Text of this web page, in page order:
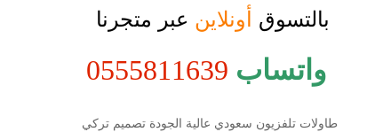
بالتسوق أونلاين عبر متجرنا
واتساب
طاولات تلفزيون سعودي عالية الجودة تصميم تركي